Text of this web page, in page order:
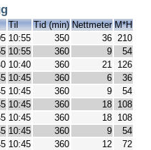
Til Tid (min) Nettmeter M*H
10:55 350 36 210
10:55 360 9
54
10:40 360 21 126
10:45 360 6
36
10:45 360 9
54
10:45 360 18 108
10:45 360 18 108
10:45 360 9
54
10:45 360 12
72